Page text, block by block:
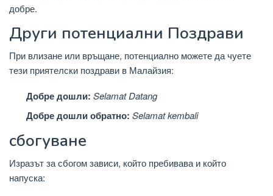
добре.
Други потенциални Поздрави
При влизане или връщане, потенциално можете да чуете
тези приятелски поздрави в Малайзия:
Добре дошли: Selamat Datang
Добре дошли обратно: Selamat kembali
сбогуване
Изразът за сбогом зависи, който пребивава и който
напуска: